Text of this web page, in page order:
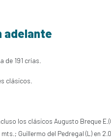
adelante
de 191 crías.
clásicos.
los clásicos Augusto Breque
Guillermo del Pedregal (L) en